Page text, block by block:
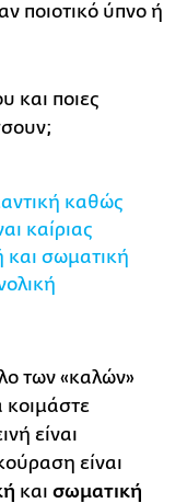
ποιοτικό ύπνο ή
και ποιες
καθώς
καίριας
και σωματική
των «καλών»
είναι
είναι
και σωματική